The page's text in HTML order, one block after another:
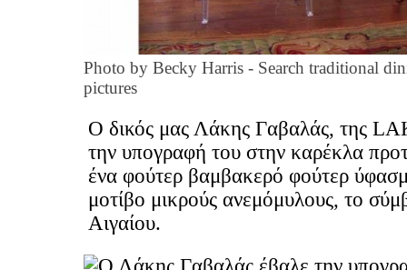
Photo by Becky Harris- Search traditional
pictures
Ο δικός μας Λάκης Γαβαλάς, της
την υπογραφή του στην καρέκλα
ένα φούτερ βαμβακερό φούτερ
μοτίβο μικρούς ανεμόμυλους, το
Αιγαίου.